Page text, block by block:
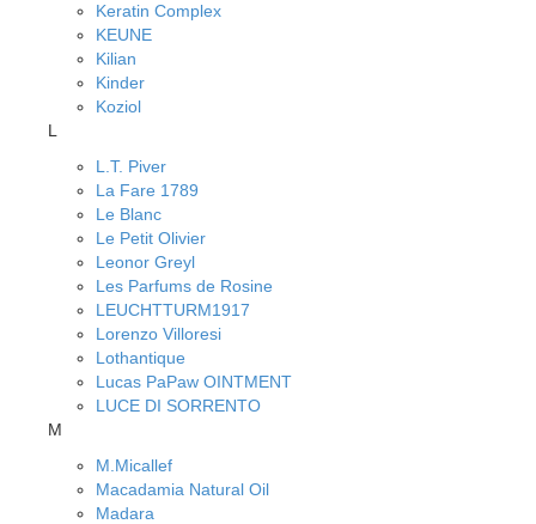
Keratin Complex
KEUNE
Kilian
Kinder
Koziol
L
L.T. Piver
La Fare 1789
Le Blanc
Le Petit Olivier
Leonor Greyl
Les Parfums de Rosine
LEUCHTTURM1917
Lorenzo Villoresi
Lothantique
Lucas PaPaw OINTMENT
LUCE DI SORRENTO
M
M.Micallef
Macadamia Natural Oil
Madara